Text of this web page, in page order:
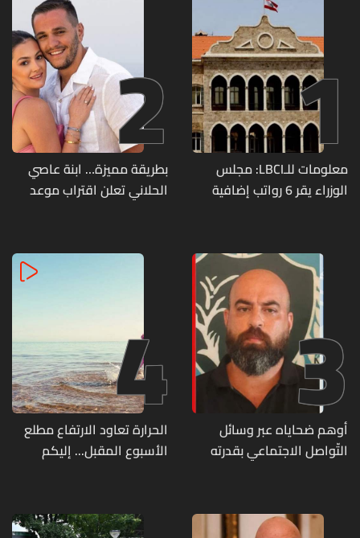
1
معلومات للـLBCI: مجلس
الوزراء يقر 6 رواتب إضافية
منذ آذار
2
بطريقة مميزة… ابنة عاصي
الحلاني تعلن اقتراب موعد
3
أوهم ضحاياه عبر وسائل
التّواصل الاجتماعي بقدرته
وقع ضحيّة أعماله؟
4
الحرارة تعاود الارتفاع مطلع
الأسبوع المقبل... إليكم